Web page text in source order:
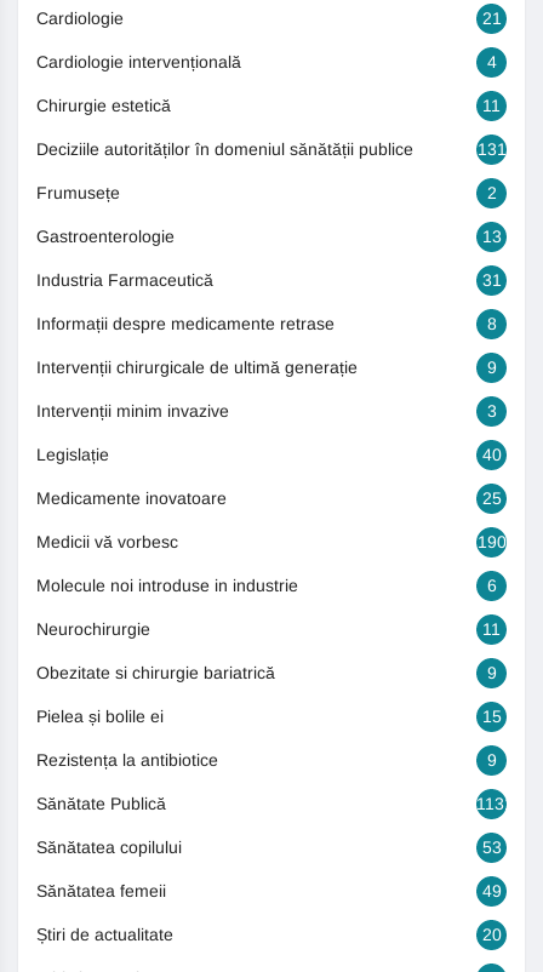
Cardiologie 21
Cardiologie intervențională 4
Chirurgie estetică 11
Deciziile autorităților în domeniul sănătății publice 131
Frumusețe 2
Gastroenterologie 13
Industria Farmaceutică 31
Informații despre medicamente retrase 8
Intervenții chirurgicale de ultimă generație 9
Intervenții minim invazive 3
Legislație 40
Medicamente inovatoare 25
Medicii vă vorbesc 190
Molecule noi introduse in industrie 6
Neurochirurgie 11
Obezitate si chirurgie bariatrică 9
Pielea și bolile ei 15
Rezistența la antibiotice 9
Sănătate Publică 1131
Sănătatea copilului 53
Sănătatea femeii 49
Știri de actualitate 20